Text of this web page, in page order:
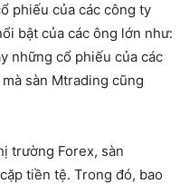
phiếu của các công ty
bật của các ông lớn như:
những cổ phiếu của các
sàn Mtrading cũng
trường Forex, sàn
tiền tệ. Trong đó, bao